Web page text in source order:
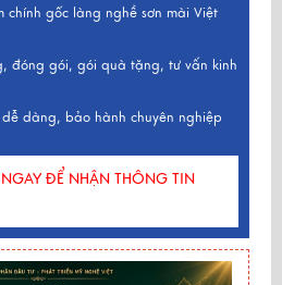
chính gốc làng nghề sơn mài Việt
đóng gói, gói quà tặng, tư vấn kinh
dàng, bảo hành chuyên nghiệp
ĐỂ NHẬN THÔNG TIN